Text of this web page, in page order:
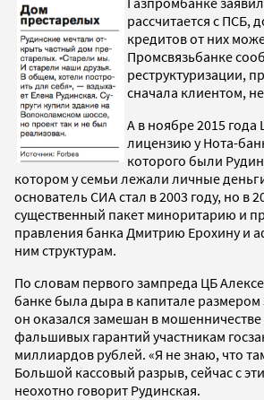
рассчитается с ПСБ,
кредитов от них
Промсвязьбанке
реструктуризации,
сначала клиентом,
А в ноябре 2015 года
лицензию у Нота-
которого были
котором у семьи лежали личные
основатель СИА стал в 2003 году, но в
существенный пакет миноритарию и
правления банка Дмитрию Ерохину и
ним структурам.
По словам первого зампреда ЦБ
банке была дыра в капитале
он оказался замешан в
фальшивых гарантий участникам
миллиардов рублей. «Я не знаю, что
Большой кассовый разрыв, сейчас с
неохотно говорит Рудинская.